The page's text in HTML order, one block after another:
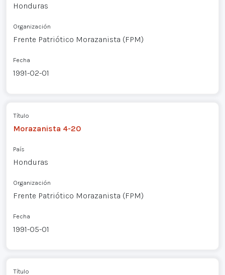
Honduras
Organización
Frente Patriótico Morazanista (FPM)
Fecha
1991-02-01
Título
Morazanista 4-20
País
Honduras
Organización
Frente Patriótico Morazanista (FPM)
Fecha
1991-05-01
Título